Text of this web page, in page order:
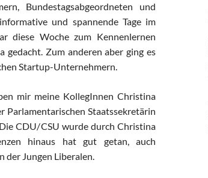
Bundestagsabgeordneten und
und spannende Tage im
diese Woche zum Kennenlernen
gedacht. Zum anderen aber ging es
Startup-Unternehmern.
mir meine KollegInnen Christina
Parlamentarischen Staatssekretärin
CDU/CSU wurde durch Christina
hinaus hat gut getan, auch
der Jungen Liberalen.